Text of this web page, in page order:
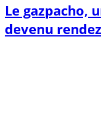
Le gazpacho,
devenu